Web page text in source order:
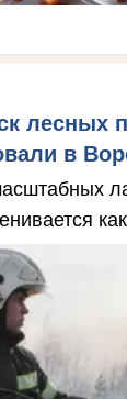
лесных
в